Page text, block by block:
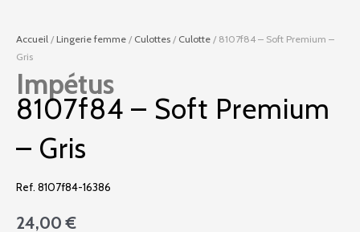
Accueil / Lingerie femme / Culottes / Culotte / 8107f84 – Soft Premium –
Gris
Impétus
8107f84 – Soft Premium
– Gris
Ref. 8107f84-16386
24,00€